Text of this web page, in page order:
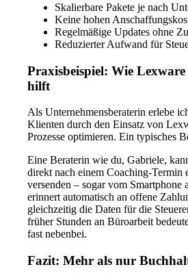
Skalierbare Pakete je nach
Keine hohen
Regelmäßige Updates ohne
Reduzierter Aufwand für
Praxisbeispiel: Wie
hilft
Als Unternehmensberaterin erlebe
Klienten durch den Einsatz von
Prozesse optimieren. Ein typisches
Eine Beraterin wie du, Gabriele,
direkt nach einem Coaching-Termin
versenden – sogar vom Smartphone
erinnert automatisch an offene
gleichzeitig die Daten für die
früher Stunden an Büroarbeit
fast nebenbei.
Fazit: Mehr als nur